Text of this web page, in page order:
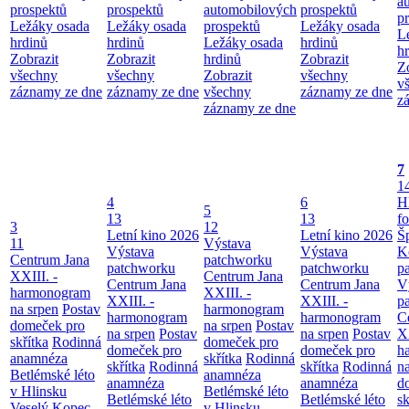
prospektů
Ležáky osada
hrdinů
Zobrazit
všechny
záznamy ze dne
prospektů
Ležáky osada
hrdinů
Zobrazit
všechny
záznamy ze dne
automobilových
prospektů
Ležáky osada
hrdinů
Zobrazit
všechny
záznamy ze dne
prospektů
Ležáky osada
hrdinů
Zobrazit
všechny
záznamy ze dne
3
11
Centrum Jana
XXIII. -
harmonogram
na srpen Postav
domeček pro
skřítka Rodinná
anamnéza
Betlémské léto
v Hlinsku
4
13
Letní kino 2026
Výstava
patchworku
Centrum Jana
XXIII. -
harmonogram
na srpen Postav
domeček pro
skřítka Rodinná
anamnéza
Betlémské léto
5
12
Výstava
patchworku
Centrum Jana
XXIII. -
harmonogram
na srpen Postav
domeček pro
skřítka Rodinná
anamnéza
Betlémské léto
6
13
Letní kino 2026
Výstava
patchworku
Centrum Jana
XXIII. -
harmonogram
na srpen Postav
domeček pro
skřítka Rodinná
anamnéza
Betlémské léto
7